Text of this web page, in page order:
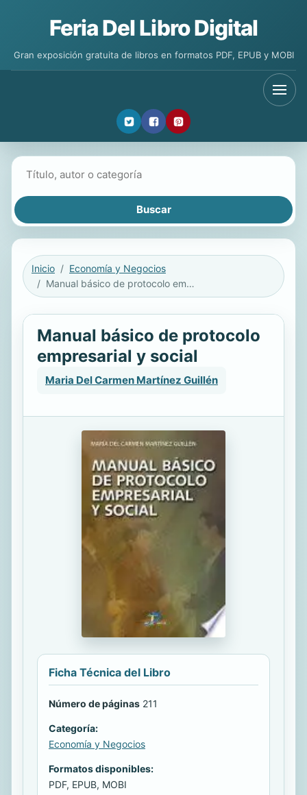
Feria Del Libro Digital
Gran exposición gratuita de libros en formatos PDF, EPUB y MOBI
Inicio
Economía y Negocios
Manual básico de protocolo empresarial y social
Manual básico de protocolo
empresarial y social
Maria Del Carmen Martínez Guillén
Ficha Técnica del Libro
Número de páginas 211
Categoría:
Economía y Negocios
Formatos disponibles:
PDF, EPUB, MOBI